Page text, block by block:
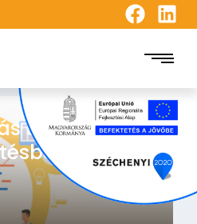
szerepe az